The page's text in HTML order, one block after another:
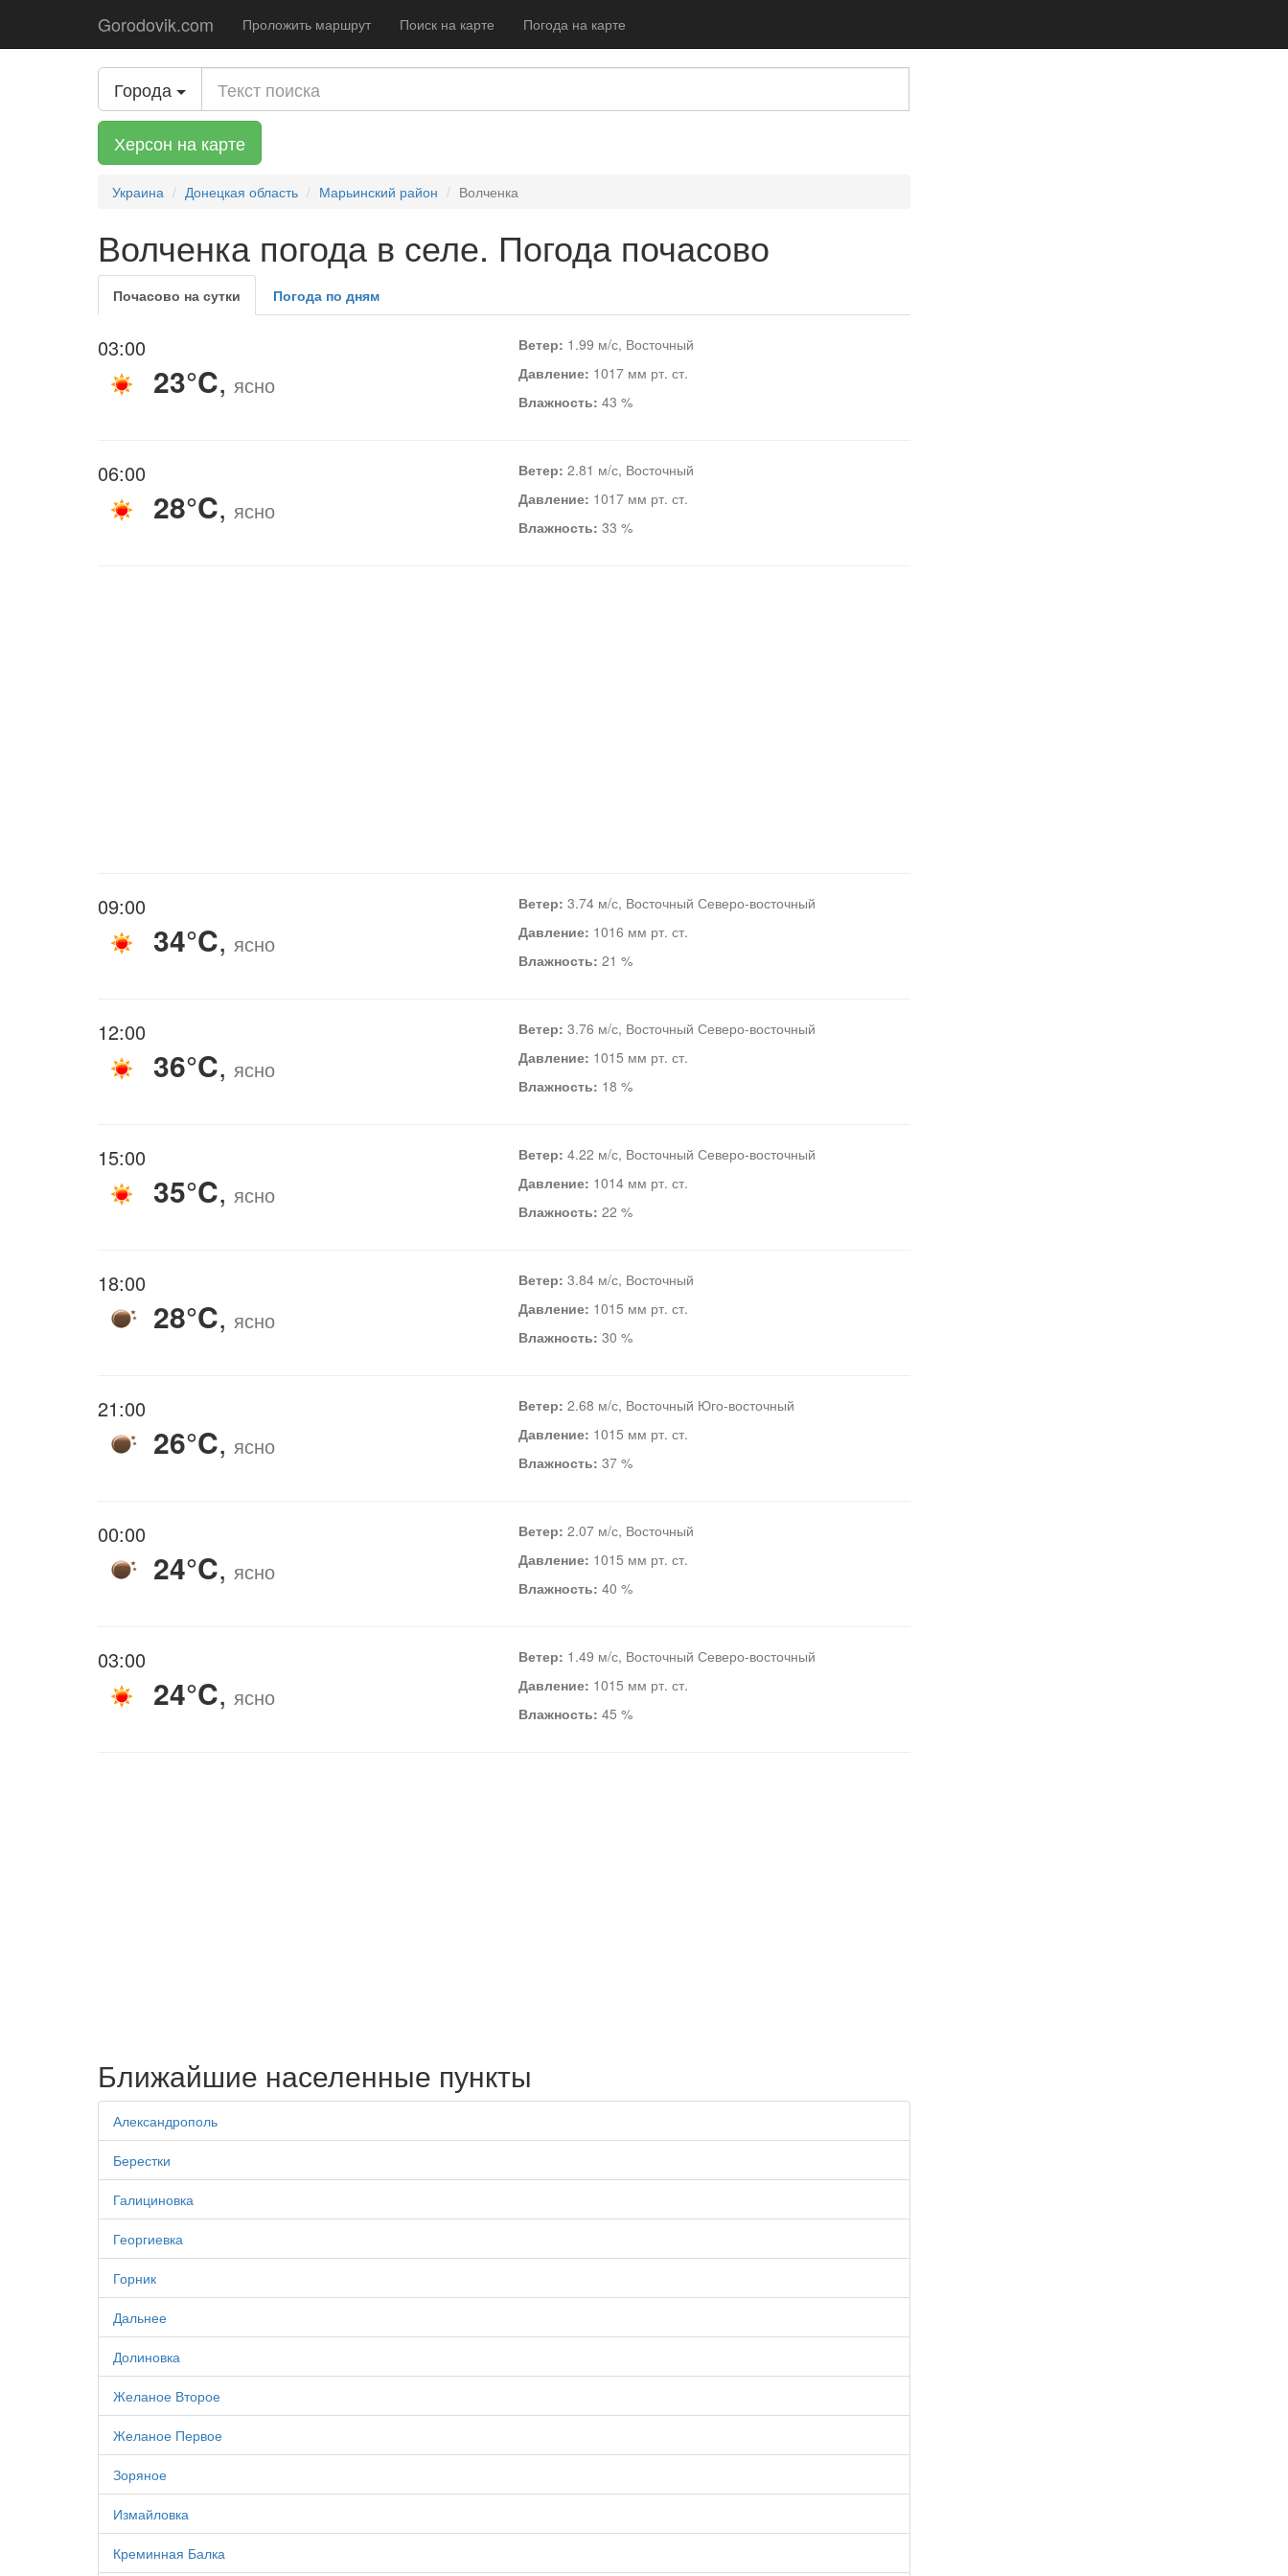
Gorodovik.com Проложить маршрут Поиск на карте Погода на карте
Города
Херсон на карте
Украина Донецкая область Марьинский район Волченка
Волченка погода в селе. Погода почасово
Почасово на сутки Погода по дням
03:00
23°C, ясно
Ветер: 1.99 м/с, Восточный
Давление: 1017 мм рт. ст.
Влажность: 43 %
06:00
28°C, ясно
Ветер: 2.81 м/с, Восточный
Давление: 1017 мм рт. ст.
Влажность: 33 %
09:00
34°C, ясно
Ветер: 3.74 м/с, Восточный Северо-восточный
Давление: 1016 мм рт. ст.
Влажность: 21 %
12:00
36°C, ясно
Ветер: 3.76 м/с, Восточный Северо-восточный
Давление: 1015 мм рт. ст.
Влажность: 18 %
15:00
35°C, ясно
Ветер: 4.22 м/с, Восточный Северо-восточный
Давление: 1014 мм рт. ст.
Влажность: 22 %
18:00
28°C, ясно
Ветер: 3.84 м/с, Восточный
Давление: 1015 мм рт. ст.
Влажность: 30 %
21:00
26°C, ясно
Ветер: 2.68 м/с, Восточный Юго-восточный
Давление: 1015 мм рт. ст.
Влажность: 37 %
00:00
24°C, ясно
Ветер: 2.07 м/с, Восточный
Давление: 1015 мм рт. ст.
Влажность: 40 %
03:00
24°C, ясно
Ветер: 1.49 м/с, Восточный Северо-восточный
Давление: 1015 мм рт. ст.
Влажность: 45 %
Ближайшие населенные пункты
Александрополь
Берестки
Галициновка
Георгиевка
Горник
Дальнее
Долиновка
Желаное Второе
Желаное Первое
Зоряное
Измайловка
Креминная Балка